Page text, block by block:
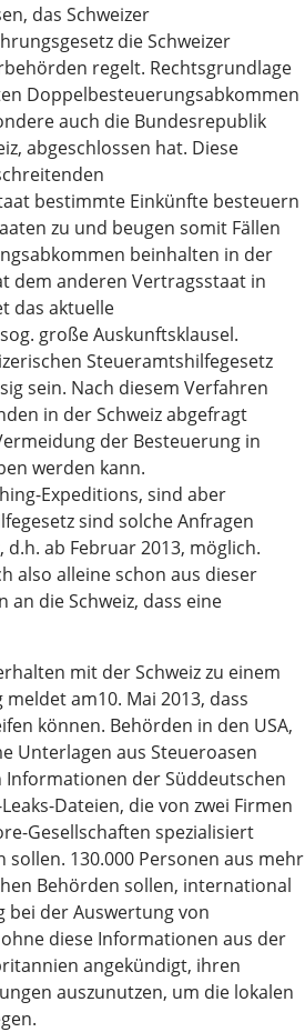
das Schweizer
die Schweizer
regelt. Rechtsgrundlage
Doppelbesteuerungsabkommen
auch die Bundesrepublik
abgeschlossen hat. Diese
bestimmte Einkünfte besteuern
zu und beugen somit Fällen
beinhalten in der
dem anderen Vertragsstaat in
das aktuelle
große Auskunftsklausel.
Steueramtshilfegesetz
sein. Nach diesem Verfahren
in der Schweiz abgefragt
der Besteuerung in
werden kann.
Expeditions, sind aber
sind solche Anfragen
ab Februar 2013, möglich.
also alleine schon aus dieser
die Schweiz, dass eine
mit der Schweiz zu einem
am10. Mai 2013, dass
können. Behörden in den USA,
Unterlagen aus Steueroasen
Informationen der Süddeutschen
Dateien, die von zwei Firmen
Gesellschaften spezialisiert
130.000 Personen aus mehr
Behörden sollen, international
der Auswertung von
diese Informationen aus der
angekündigt, ihren
auszunutzen, um die lokalen